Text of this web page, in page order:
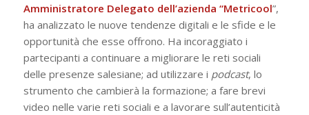
Amministratore Delegato dell’azienda “Metricool”,
ha analizzato le nuove tendenze digitali e le sfide e le
opportunità che esse offrono. Ha incoraggiato i
partecipanti a continuare a migliorare le reti sociali
delle presenze salesiane; ad utilizzare i podcast, lo
strumento che cambierà la formazione; a fare brevi
video nelle varie reti sociali e a lavorare sull’autenticità